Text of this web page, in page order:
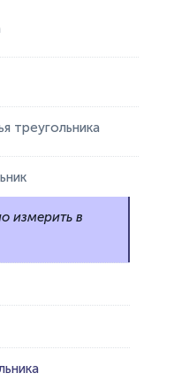
треугольника
измерить в